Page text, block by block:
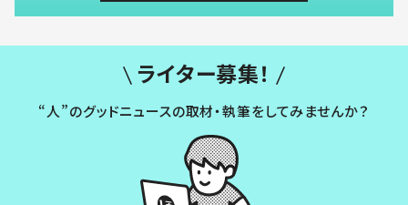
ライター募集！
“人”のグッドニュースの取材・執筆をしてみませんか？